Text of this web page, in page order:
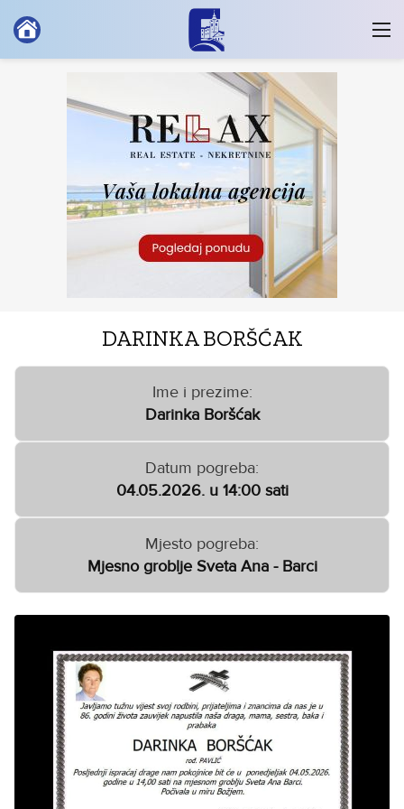
DARINKA BORŠĆAK
Ime i prezime:
Darinka Boršćak
Datum pogreba:
04.05.2026. u 14:00 sati
Mjesto pogreba:
Mjesno groblje Sveta Ana - Barci